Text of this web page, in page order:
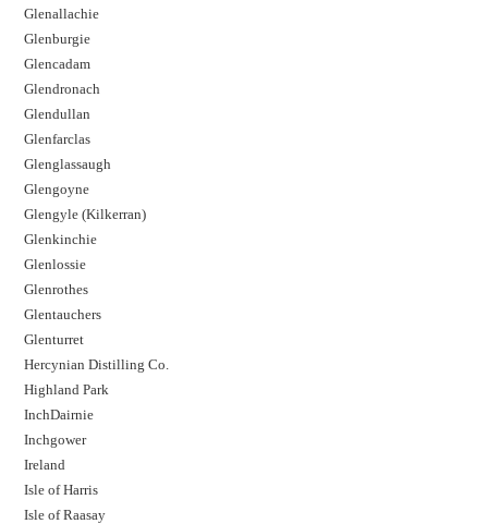
Glenallachie
Glenburgie
Glencadam
Glendronach
Glendullan
Glenfarclas
Glenglassaugh
Glengoyne
Glengyle (Kilkerran)
Glenkinchie
Glenlossie
Glenrothes
Glentauchers
Glenturret
Hercynian Distilling Co.
Highland Park
InchDairnie
Inchgower
Ireland
Isle of Harris
Isle of Raasay